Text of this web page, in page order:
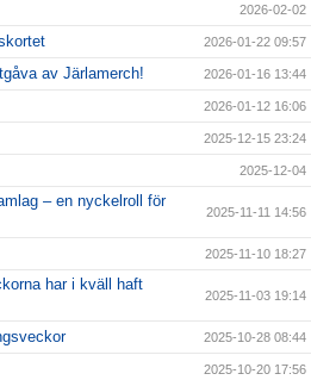
2026-02-02
2026-01-22 09:57
av Järlamerch! 2026-01-16 13:44
2026-01-12 16:06
2025-12-15 23:24
2025-12-04
– en nyckelroll för
2025-11-11 14:56
2025-11-10 18:27
har i kväll haft
2025-11-03 19:14
2025-10-28 08:44
2025-10-20 17:56